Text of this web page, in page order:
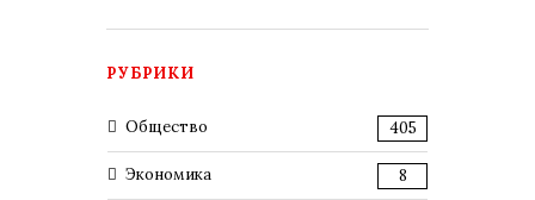
РУБРИКИ
Общество 405
Экономика 8